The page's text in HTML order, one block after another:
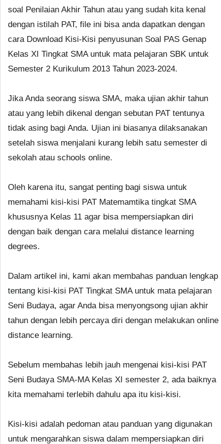
soal Penilaian Akhir Tahun atau yang sudah kita kenal
dengan istilah PAT, file ini bisa anda dapatkan dengan
cara Download Kisi-Kisi penyusunan Soal PAS Genap
Kelas XI Tingkat SMA untuk mata pelajaran SBK untuk
Semester 2 Kurikulum 2013 Tahun 2023-2024.
Jika Anda seorang siswa SMA, maka ujian akhir tahun
atau yang lebih dikenal dengan sebutan PAT tentunya
tidak asing bagi Anda. Ujian ini biasanya dilaksanakan
setelah siswa menjalani kurang lebih satu semester di
sekolah atau schools online.
Oleh karena itu, sangat penting bagi siswa untuk
memahami kisi-kisi PAT Matemamtika tingkat SMA
khususnya Kelas 11 agar bisa mempersiapkan diri
dengan baik dengan cara melalui distance learning
degrees.
Dalam artikel ini, kami akan membahas panduan lengkap
tentang kisi-kisi PAT Tingkat SMA untuk mata pelajaran
Seni Budaya, agar Anda bisa menyongsong ujian akhir
tahun dengan lebih percaya diri dengan melakukan online
distance learning.
Sebelum membahas lebih jauh mengenai kisi-kisi PAT
Seni Budaya SMA-MA Kelas XI semester 2, ada baiknya
kita memahami terlebih dahulu apa itu kisi-kisi.
Kisi-kisi adalah pedoman atau panduan yang digunakan
untuk mengarahkan siswa dalam mempersiapkan diri